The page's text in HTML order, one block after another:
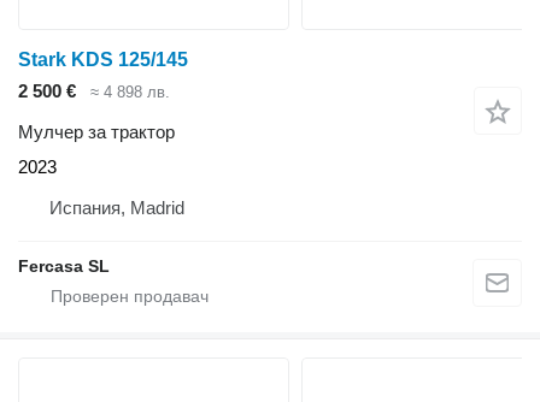
Stark KDS 125/145
2 500 €
≈ 4 898 лв.
Мулчер за трактор
2023
Испания, Madrid
Fercasa SL